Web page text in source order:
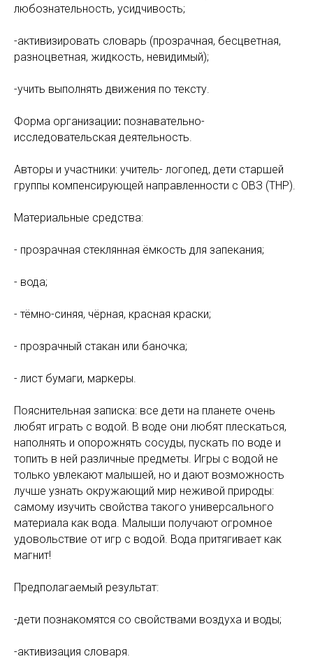
любознательность, усидчивость;
-активизировать словарь (прозрачная, бесцветная,
разноцветная, жидкость, невидимый);
-учить выполнять движения по тексту.
Форма организации: познавательно-
исследовательская деятельность.
Авторы и участники: учитель- логопед, дети старшей
группы компенсирующей направленности с ОВЗ (ТНР).
Материальные средства:
- прозрачная стеклянная ёмкость для запекания;
- вода;
- тёмно-синяя, чёрная, красная краски;
- прозрачный стакан или баночка;
- лист бумаги, маркеры.
Пояснительная записка: все дети на планете очень
любят играть с водой. В воде они любят плескаться,
наполнять и опорожнять сосуды, пускать по воде и
топить в ней различные предметы. Игры с водой не
только увлекают малышей, но и дают возможность
лучше узнать окружающий мир неживой природы:
самому изучить свойства такого универсального
материала как вода. Малыши получают огромное
удовольствие от игр с водой. Вода притягивает как
магнит!
Предполагаемый результат:
-дети познакомятся со свойствами воздуха и воды;
-активизация словаря.